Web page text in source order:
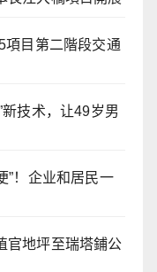
項目第二階段交通
技术，让49岁男
”！企业和居民一
官地坪至瑞塔鋪公